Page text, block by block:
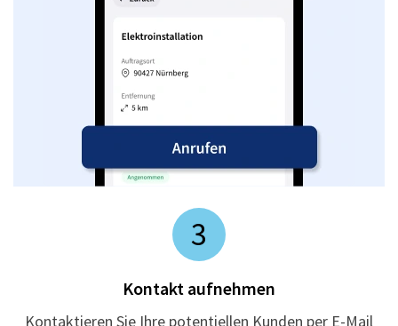
3
Kontakt aufnehmen
Kontaktieren Sie Ihre potentiellen Kunden per E-Mail